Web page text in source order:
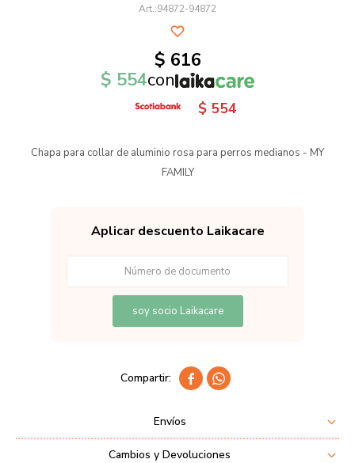
94872-94872
$ 616
$ 554con
$ 554
Chapa para collar de aluminio rosa para perros medianos - MY
FAMILY
Aplicar descuento Laikacare
soy socio Laikacare
 
Envíos
Cambios y Devoluciones